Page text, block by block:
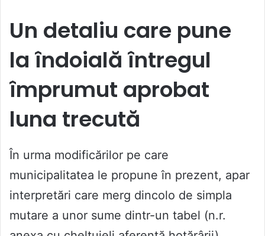
Un detaliu care pune
la îndoială întregul
împrumut aprobat
luna trecută
În urma modificărilor pe care
municipalitatea le propune în prezent, apar
interpretări care merg dincolo de simpla
mutare a unor sume dintr-un tabel (n.r.